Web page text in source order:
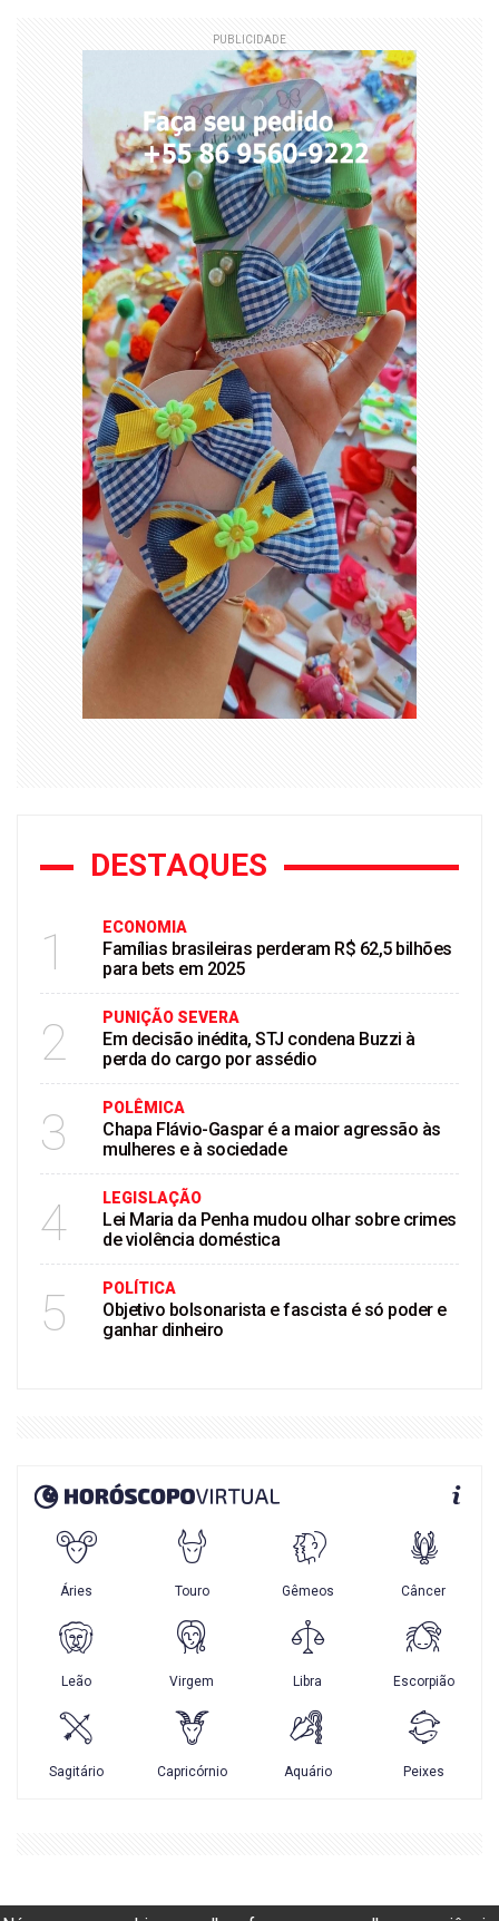
PUBLICIDADE
DESTAQUES
1 ECONOMIA
Famílias brasileiras perderam R$ 62,5 bilhões
para bets em 2025
2 PUNIÇÃO SEVERA
Em decisão inédita, STJ condena Buzzi à
perda do cargo por assédio
3 POLÊMICA
Chapa Flávio-Gaspar é a maior agressão às
mulheres e à sociedade
4 LEGISLAÇÃO
Lei Maria da Penha mudou olhar sobre crimes
de violência doméstica
5 POLÍTICA
Objetivo bolsonarista e fascista é só poder e
ganhar dinheiro